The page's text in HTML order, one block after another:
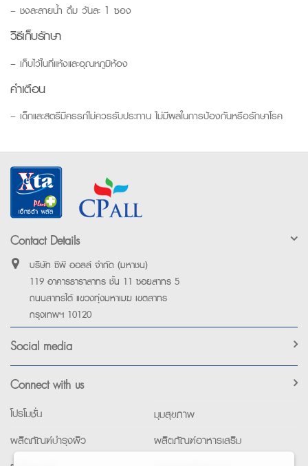
– ชงละลายน้ำ ดื่ม วันละ 1 ซอง
วิธีเก็บรักษา
– เก็บไว้ในที่แห้งและอุณหภูมิห้อง
คำเตือน
– เด็กและสตรีมีครรภ์ไม่ควรรับประทาน ไม่มีผลในการป้องกันหรือรักษาโรค
Contact Details
บริษัท ซีพี ออลล์ จำกัด (มหาชน)
119 อาคารธาราสาทร ชั้น 11 ซอยสาทร 5
ถนนสาทรใต้ แขวงทุ่งมหาเมฆ เขตสาทร
กรุงเทพฯ 10120
Social media
Connect with us
โปรโมชั่น
มุมสุขภาพ
ผลิตภัณฑ์บำรุงผิว
ผลิตภัณฑ์อาหารเสริม